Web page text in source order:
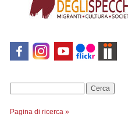
Pagina di ricerca »